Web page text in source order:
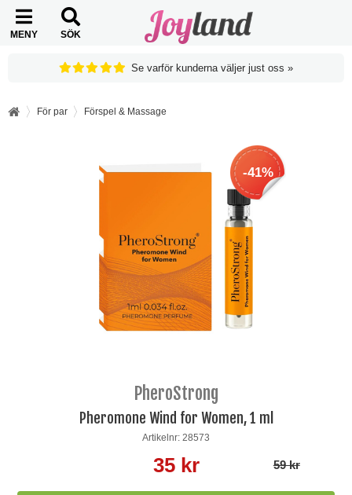
MENY SÖK
Se varför kunderna väljer just oss »
För par Förspel & Massage
-41%
PheroStrong
Pheromone Wind for Women, 1 ml
Artikelnr: 28573
35 kr 59 kr